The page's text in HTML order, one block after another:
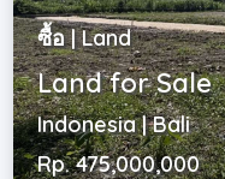
ซื้อ | Land
Land for Sale
Indonesia | Bali
Rp. 475,000,000